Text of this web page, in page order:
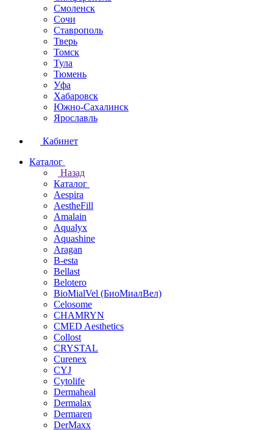
Смоленск
Сочи
Ставрополь
Тверь
Томск
Тула
Тюмень
Уфа
Хабаровск
Южно-Сахалинск
Ярославль
Кабинет
Каталог
Назад
Каталог
Aespira
AestheFill
Amalain
Aqualyx
Aquashine
Aragan
B-esta
Bellast
Belotero
BioMialVel (БиоМиалВел)
Celosome
CHAMRYN
CMED Aesthetics
Collost
CRYSTAL
Curenex
CYJ
Cytolife
Dermaheal
Dermalax
Dermaren
DerMaxx